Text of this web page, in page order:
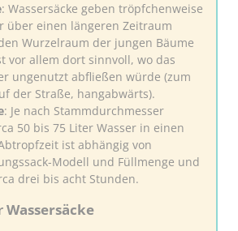
: Wassersäcke geben tröpfchenweise
über einen längeren Zeitraum
Wurzelraum der jungen Bäume
vor allem dort sinnvoll, wo das
ungenutzt abfließen würde (zum
der Straße, hangabwärts).
: Je nach Stammdurchmesser
50 bis 75 Liter Wasser in einen
ist abhängig von
Modell und Füllmenge und
drei bis acht Stunden.
Wassersäcke